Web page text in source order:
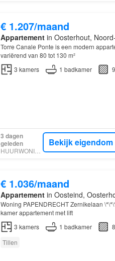
€ 1.207/maand
Appartementin Oosterhout,
Torre Canale Ponte is een modern
variërend van 80 tot 130 m²
3 kamers 1 badkamer
3 dagen
geleden
HUURWONINGEN
Bekijk eigendom
€ 1.036/maand
Appartementin Oosteind,
Woning PAPENDRECHT Zernikelaan
kamer appartement met lift
3 kamers 1 badkamer
Tillen